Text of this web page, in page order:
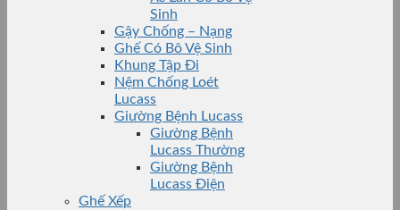
Sinh
Gậy Chống – Nạng
Ghế Có Bô Vệ Sinh
Khung Tập Đi
Nệm Chống Loét
Lucass
Giường Bệnh Lucass
Giường Bệnh
Lucass Thường
Giường Bệnh
Lucass Điện
Ghế Xếp